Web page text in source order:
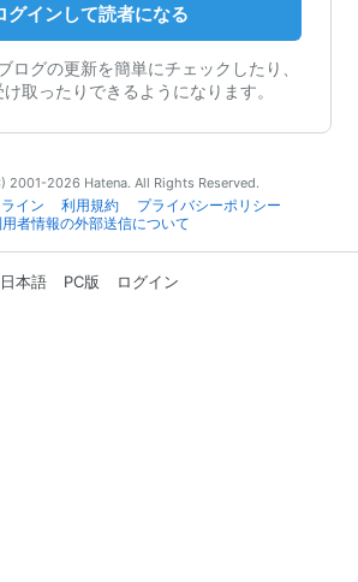
グインして読者になる
ログの更新を簡単にチェックしたり、
取ったりできるようになります。
2001-2026 Hatena. All Rights Reserved.
イン 利用規約
プライバシーポリシー
者情報の外部送信について
日本語 PC版 ログイン